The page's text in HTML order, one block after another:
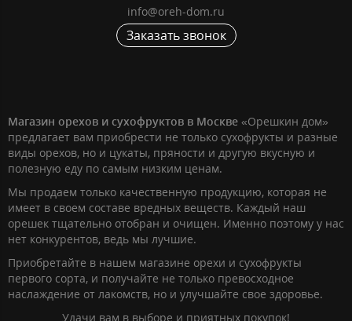
info@oreh-dom.ru
Заказать звонок
Магазин орехов и сухофруктов в Москве «Орешкин дом»
предлагает вам приобрести не только сухофрукты и разные
виды орехов, но и цукаты, пряности и другую вкусную и
полезную еду по самым низким ценам.
Мы продаем только качественную продукцию, которая не
имеет в своем составе вредных веществ. Каждый наш
орешек тщательно отобран и очищен. Именно поэтому у нас
нет конкурентов, ведь мы лучшие.
Приобретайте в нашем магазине орехи и сухофрукты
первого сорта, и получайте не только превосходное
наслаждение от лакомств, но и улучшайте свое здоровье.
Удачи вам в выборе и приятных покупок!